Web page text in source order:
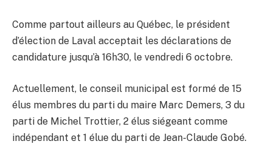
Comme partout ailleurs au Québec, le président
d’élection de Laval acceptait les déclarations de
candidature jusqu’à 16h30, le vendredi 6 octobre.
Actuellement, le conseil municipal est formé de 15
élus membres du parti du maire Marc Demers, 3 du
parti de Michel Trottier, 2 élus siégeant comme
indépendant et 1 élue du parti de Jean-Claude Gobé.